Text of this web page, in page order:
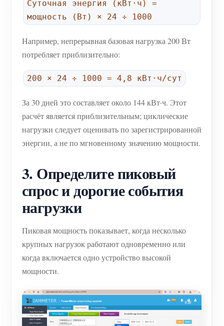
Суточная энергия (кВт·ч) =
мощность (Вт) × 24 ÷ 1000
Например, непрерывная базовая нагрузка 200 Вт
потребляет приблизительно:
200 × 24 ÷ 1000 = 4,8 кВт·ч/сут
За 30 дней это составляет около 144 кВт·ч. Этот
расчёт является приблизительным; циклические
нагрузки следует оценивать по зарегистрированной
энергии, а не по мгновенному значению мощности.
3. Определите пиковый
спрос и дорогие события
нагрузки
Пиковая мощность показывает, когда несколько
крупных нагрузок работают одновременно или
когда включается одно устройство высокой
мощности.